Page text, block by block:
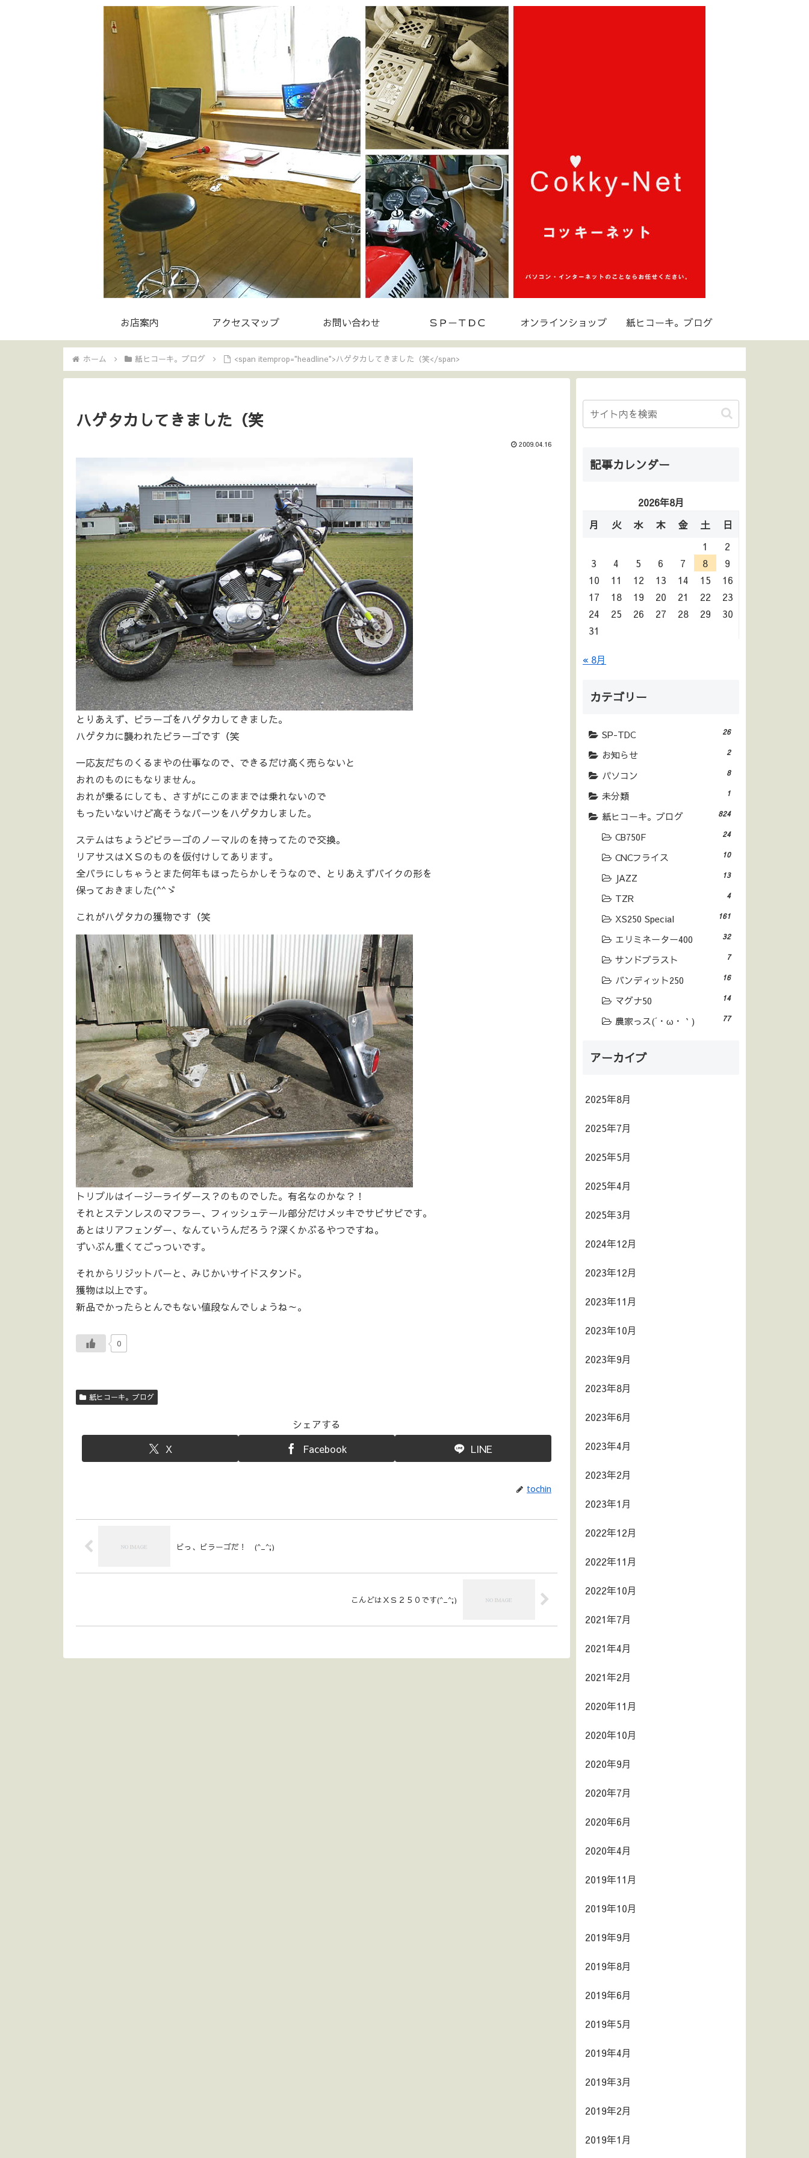
お店案内 アクセスマップ お問い合わせ ＳＰ－ＴＤＣ オンラインショップ 紙ヒコーキ。ブログ
ホーム 紙ヒコーキ。ブログ <span itemprop="headline">ハゲタカしてきました（笑</span>
ハゲタカしてきました（笑
2009.04.16
とりあえず、ビラーゴをハゲタカしてきました。
ハゲタカに襲われたビラーゴです（笑
一応友だちのくるまやの仕事なので、できるだけ高く売らないと
おれのものにもなりません。
おれが乗るにしても、さすがにこのままでは乗れないので
もったいないけど高そうなパーツをハゲタカしました。
ステムはちょうどビラーゴのノーマルのを持ってたので交換。
リアサスはＸＳのものを仮付けしてあります。
全バラにしちゃうとまた何年もほったらかしそうなので、とりあえずバイクの形を
保っておきました(^^ゞ
これがハゲタカの獲物です（笑
トリプルはイージーライダース？のものでした。有名なのかな？！
それとステンレスのマフラー、フィッシュテール部分だけメッキでサビサビです。
あとはリアフェンダー、なんていうんだろう？深くかぶるやつですね。
ずいぶん重くてごっついです。
それからリジットバーと、みじかいサイドスタンド。
獲物は以上です。
新品でかったらとんでもない値段なんでしょうね～。
0
紙ヒコーキ。ブログ
シェアする
X
Facebook LINE
tochin
ビっ、ビラーゴだ！ (^_^;)
こんどはＸＳ２５０です(^_^;)
記事カレンダー
2026年8月
月
火 水 木 金 土
日
1
2
3
4 5 6 7 8
9
10
11 12 13 14 15
16
17
18 19 20 21 22
23
24
25 26 27 28 29
30
31
« 8月
カテゴリー
SP-TDC 26
お知らせ 2
パソコン 8
未分類 1
紙ヒコーキ。ブログ 824
CB750F 24
CNCフライス 10
JAZZ 13
TZR 4
XS250 Special 161
エリミネーター400 32
サンドブラスト 7
バンディット250 16
マグナ50 14
農家っス(´・ω・｀) 77
アーカイブ
2025年8月
2025年7月
2025年5月
2025年4月
2025年3月
2024年12月
2023年12月
2023年11月
2023年10月
2023年9月
2023年8月
2023年6月
2023年4月
2023年2月
2023年1月
2022年12月
2022年11月
2022年10月
2021年7月
2021年4月
2021年2月
2020年11月
2020年10月
2020年9月
2020年7月
2020年6月
2020年4月
2019年11月
2019年10月
2019年9月
2019年8月
2019年6月
2019年5月
2019年4月
2019年3月
2019年2月
2019年1月